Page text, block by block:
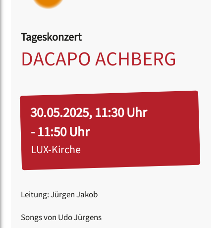
Tageskonzert
DACAPO ACHBERG
30.05.2025, 11:30 Uhr
- 11:50 Uhr
LUX-Kirche
Leitung: Jürgen Jakob
Songs von Udo Jürgens